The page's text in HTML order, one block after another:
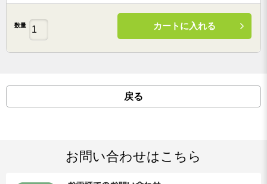
数量 カートに入れる
戻る
お問い合わせはこちら